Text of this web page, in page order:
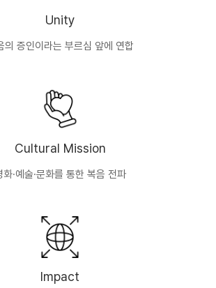
Unity
의 증인이라는 부르심 앞에 연합
Cultural Mission
화·예술·문화를 통한 복음 전파
Impact